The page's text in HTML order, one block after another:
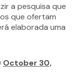
a pesquisa que
que ofertam
elaborada uma
October 30,